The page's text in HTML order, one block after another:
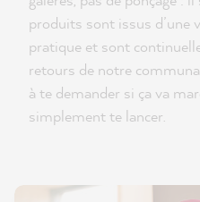
produits sont issus d’une
pratique et sont
retours de notre
à te demander si ça va
simplement te lancer.